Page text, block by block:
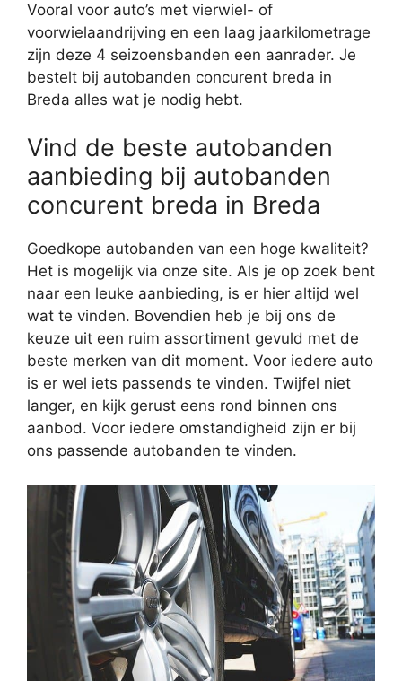
Vooral voor auto’s met vierwiel- of
voorwielaandrijving en een laag jaarkilometrage
zijn deze 4 seizoensbanden een aanrader. Je
bestelt bij autobanden concurent breda in
Breda alles wat je nodig hebt.
Vind de beste autobanden
aanbieding bij autobanden
concurent breda in Breda
Goedkope autobanden van een hoge kwaliteit?
Het is mogelijk via onze site. Als je op zoek bent
naar een leuke aanbieding, is er hier altijd wel
wat te vinden. Bovendien heb je bij ons de
keuze uit een ruim assortiment gevuld met de
beste merken van dit moment. Voor iedere auto
is er wel iets passends te vinden. Twijfel niet
langer, en kijk gerust eens rond binnen ons
aanbod. Voor iedere omstandigheid zijn er bij
ons passende autobanden te vinden.